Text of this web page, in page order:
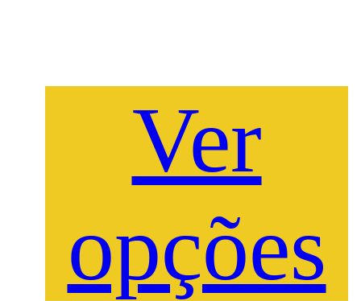
Ver
opções